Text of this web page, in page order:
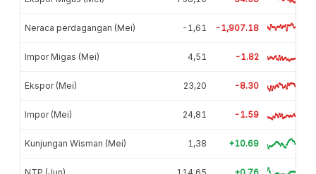
Neraca perdagangan (Mei) -1,61 -1,907.18
Impor Migas (Mei) 4,51 -1.82
Ekspor (Mei) 23,20 -8.30
Impor (Mei) 24,81 -1.59
Kunjungan Wisman (Mei) 1,38 +10.69